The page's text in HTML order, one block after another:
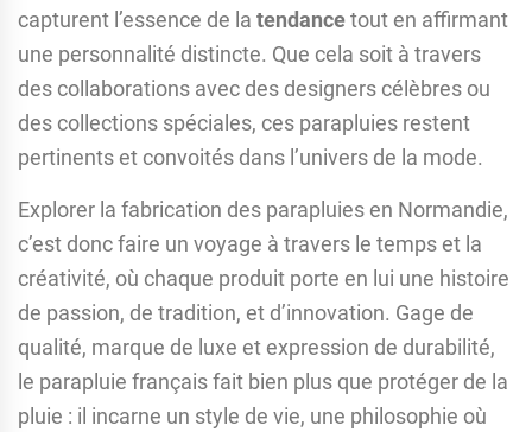
capturent l’essence de la tendancetout en affirmant
une personnalité distincte. Que cela soit à travers
des collaborations avec des designers célèbres ou
des collections spéciales, ces parapluies restent
pertinents et convoités dans l’univers de la mode.
Explorer la fabrication des parapluies en Normandie,
c’est donc faire un voyage à travers le temps et la
créativité, où chaque produit porte en lui une histoire
de passion, de tradition, et d’innovation. Gage de
qualité, marque de luxe et expression de durabilité,
le parapluie français fait bien plus que protéger de la
pluie : il incarne un style de vie, une philosophie où